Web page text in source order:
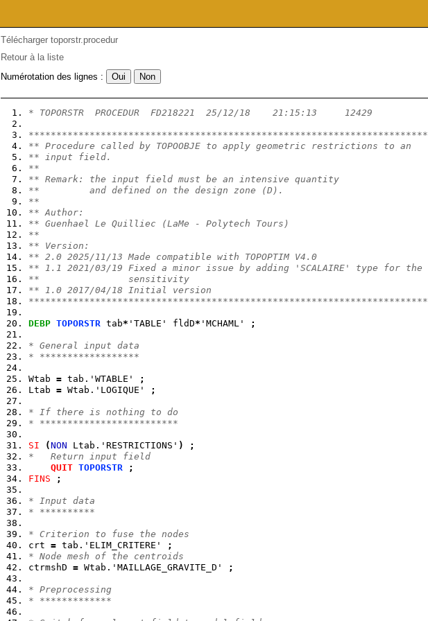
Télécharger toporstr.procedur
Retour à la liste
Numérotation des lignes :
* TOPORSTR  PROCEDUR  FD218221  25/12/18    21:15:13     12429
************************************************************************
** Procedure called by TOPOOBJE to apply geometric restrictions to an
** input field.
**
** Remark: the input field must be an intensive quantity
**         and defined on the design zone (D).
**
** Author:
** Guenhael Le Quilliec (LaMe - Polytech Tours)
**
** Version:
** 2.0 2025/11/13 Made compatible with TOPOPTIM V4.0
** 1.1 2021/03/19 Fixed a minor issue by adding 'SCALAIRE' type for the
**                sensitivity
** 1.0 2017/04/18 Initial version
************************************************************************
DEBP TOPORSTR tab* 'TABLE' fldD* 'MCHAML' ;
* General input data
* ******************
Wtab = tab.'WTABLE'
;
Ltab = Wtab.'LOGIQUE' ;
* If there is nothing to do
* *************************
SI (NON Ltab.'RESTRICTIONS' )
;
*   Return input field
QUIT TOPORSTR
;
FINS
;
* Input data
* **********
* Criterion to fuse the nodes
crt = tab.'ELIM_CRITERE'
;
* Node mesh of the centroids
ctrmshD = Wtab.'MAILLAGE_GRAVITE_D' ;
* Preprocessing
* *************